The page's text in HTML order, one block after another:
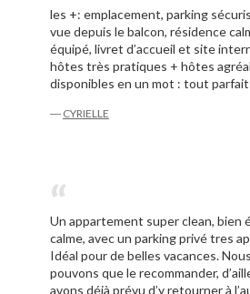
les +: emplacement, parking
vue depuis le balcon, résidence
équipé, livret d’accueil et site
hôtes très pratiques + hôtes
disponibles en un mot : tout parfait
― CYRIELLE
Un appartement super clean, bien
calme, avec un parking privé tres
Idéal pour de belles vacances.
pouvons que le recommander,
avons déjà prévu d’y retourner à